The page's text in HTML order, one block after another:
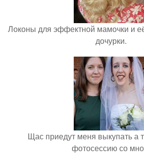
Локоны для эффектной мамочки и
дочурки.
Щас приедут меня выкупать а
фотосессию со